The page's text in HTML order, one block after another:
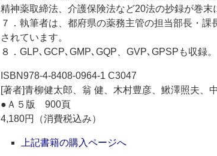
精神薬取締法、介護保険法など20法の抄録が巻末
７．執筆者は、都府県の薬務主管の担当部長・
されています。
８．GLP､GCP､GMP､GQP、GVP､GPSPも収録。
ISBN978-4-8408-0964-1 C3047
[著者]青柳健太郎、翁 健、木村豊彦、鰍澤照夫、
●Ａ５版 900頁
4,180円（消費税込み）
上記書籍の購入ページへ